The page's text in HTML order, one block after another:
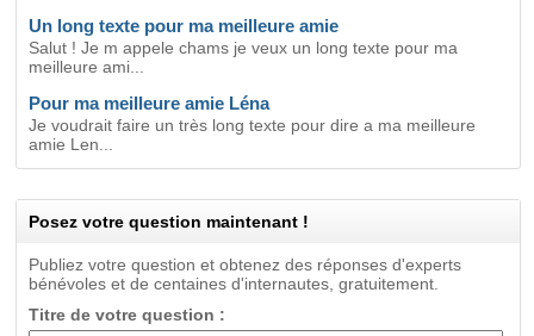
Un long texte pour ma meilleure amie
Salut ! Je m appele chams je veux un long texte pour ma
meilleure ami...
Pour ma meilleure amie Léna
Je voudrait faire un très long texte pour dire a ma meilleure
amie Len...
Posez votre question maintenant !
Publiez votre question et obtenez des réponses d'experts
bénévoles et de centaines d'internautes, gratuitement.
Titre de votre question :